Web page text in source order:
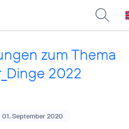
zum Thema
2022
01. September 2020